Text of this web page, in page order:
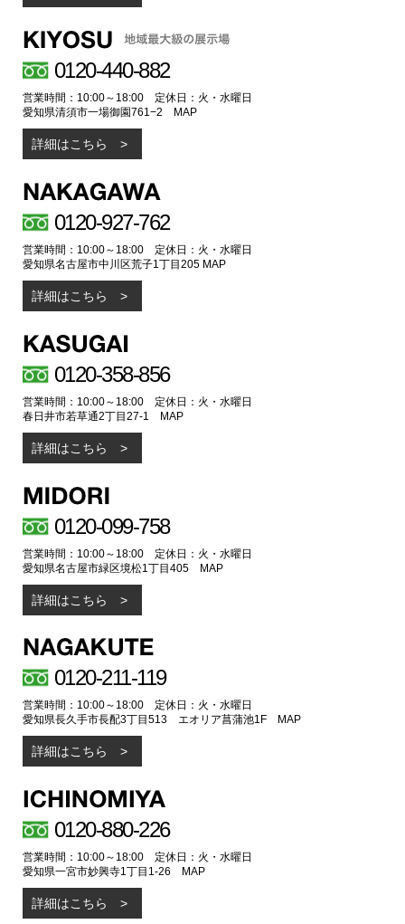
0120-440-882
営業時間：10:00～18:00 定休日：火・水曜日
愛知県清須市一場御園761−2 MAP
詳細はこちら
0120-927-762
営業時間：10:00～18:00 定休日：火・水曜日
愛知県名古屋市中川区荒子1丁目205 MAP
詳細はこちら
0120-358-856
営業時間：10:00～18:00 定休日：火・水曜日
春日井市若草通2丁目27-1 MAP
詳細はこちら
0120-099-758
営業時間：10:00～18:00 定休日：火・水曜日
愛知県名古屋市緑区境松1丁目405 MAP
詳細はこちら
0120-211-119
営業時間：10:00～18:00 定休日：火・水曜日
愛知県長久手市長配3丁目513 エオリア菖蒲池1F
MAP
詳細はこちら
0120-880-226
営業時間：10:00～18:00 定休日：火・水曜日
愛知県一宮市妙興寺1丁目1-26
MAP
詳細はこちら